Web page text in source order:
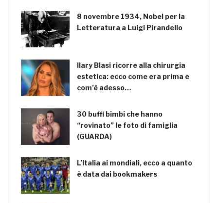
8 novembre 1934, Nobel per la
Letteratura a Luigi Pirandello
Ilary Blasi ricorre alla chirurgia
estetica: ecco come era prima e
com’è adesso…
30 buffi bimbi che hanno
“rovinato” le foto di famiglia
(GUARDA)
L’Italia ai mondiali, ecco a quanto
è data dai bookmakers